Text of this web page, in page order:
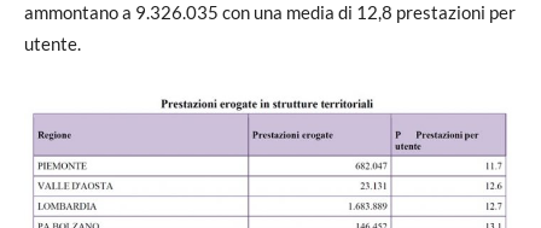
ammontano a 9.326.035 con una media di 12,8 prestazioni per
utente.